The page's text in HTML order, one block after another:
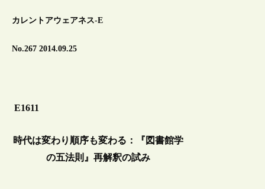
カレントアウェアネス-E
No.267 2014.09.25
E1611
時代は変わり順序も変わる：『図書館学
の五法則』再解釈の試み